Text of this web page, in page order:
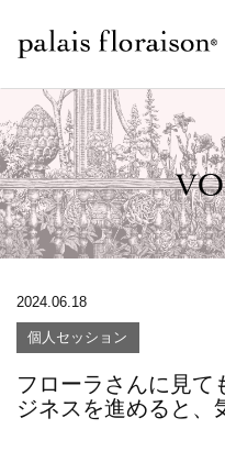
2024.06.18
個人セッション
フローラさんに見て
ジネスを進めると、